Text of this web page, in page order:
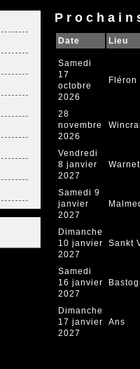
Date Lieu
Samedi
17
octobre
2026
Fléron
28
novembre
2026
Vendredi
8 janvier
2027
Samedi 9
janvier
2027
Dimanche
10 janvier
2027
Sankt
Samedi
16 janvier
2027
Dimanche
17 janvier
2027
Ans